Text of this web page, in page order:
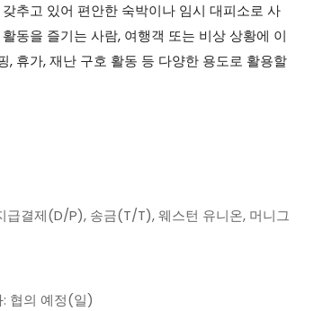
추고 있어 편안한 숙박이나 임시 대피소로 사
동을 즐기는 사람, 여행객 또는 비상 상황에 이
휴가, 재난 구호 활동 등 다양한 용도로 활용할
결제(D/P), 송금(T/T), 웨스턴 유니온, 머니그
협의 예정(일)